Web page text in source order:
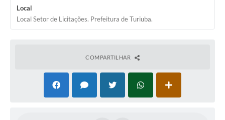
Local
Local Setor de Licitações. Prefeitura de Turiuba.
COMPARTILHAR